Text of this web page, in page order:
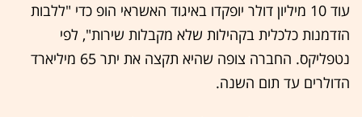
עוד 10 מיליון דולר יופקדו באיגוד האשראי הופ כדי "ללבות
הזדמנות כלכלית בקהילות שלא מקבלות שירות", לפי
נטפליקס. החברה צופה שהיא תקצה את יתר 65 מיליארד
הדולרים עד תום השנה.